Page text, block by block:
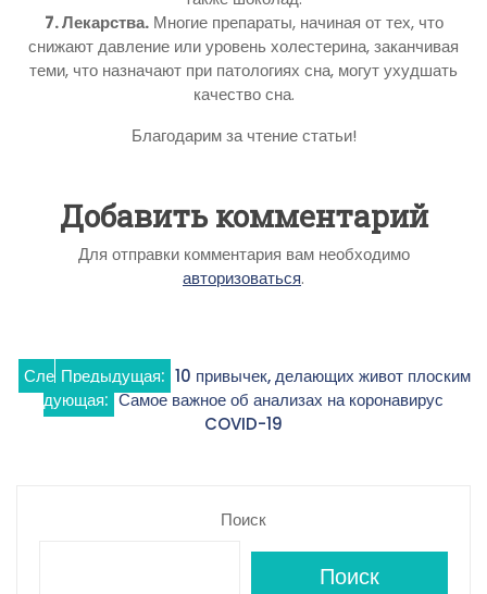
7. Лекарства.Многие препараты, начиная от тех, что
снижают давление или уровень холестерина, заканчивая
теми, что назначают при патологиях сна, могут ухудшать
качество сна.
Благодарим за чтение статьи!
Добавить комментарий
Для отправки комментария вам необходимо
авторизоваться.
Навигация
по
Предыдущая: 10 привычек, делающих живот плоским
Сле
дующая: Самое важное об анализах на коронавирус
COVID-19
Поиск
Поиск